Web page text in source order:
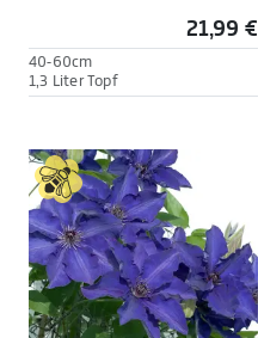
21,99 €
40-60cm
1,3 Liter Topf